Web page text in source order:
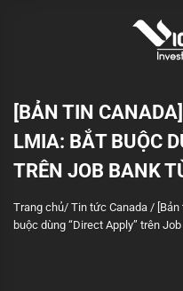
[BẢN TIN
LMIA: BẮT BUỘC
TRÊN JOB BANK
Trang chủ/ Tin tức Canada /
buộc dùng “Direct Apply” trên